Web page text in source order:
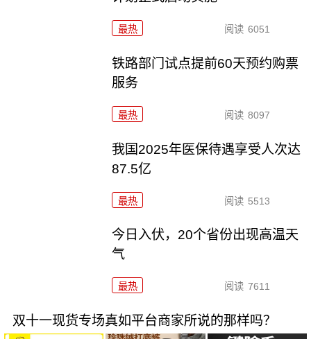
最热 阅读 6051
铁路部门试点提前60天预约购票
服务
最热 阅读 8097
我国2025年医保待遇享受人次达
87.5亿
最热 阅读 5513
今日入伏，20个省份出现高温天
气
最热 阅读 7611
双十一现货专场真如平台商家所说的那样吗？